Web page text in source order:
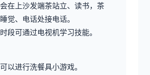
在上沙发端茶站立、读书，茶
觉、电话处接电话。
段可通过电视机学习技能。
以进行洗餐具小游戏。